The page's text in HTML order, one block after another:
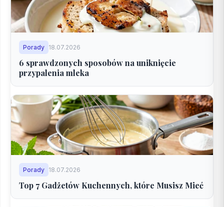
Porady 18.07.2026
6 sprawdzonych sposobów na uniknięcie
przypalenia mleka
Porady 18.07.2026
Top 7 Gadżetów Kuchennych, które Musisz Mieć